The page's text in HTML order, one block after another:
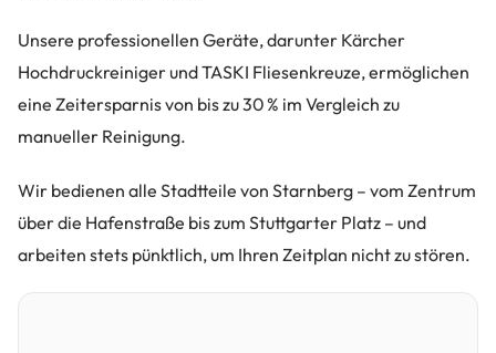
Unsere professionellen Geräte, darunter Kärcher
Hochdruckreiniger und TASKI Fliesenkreuze, ermöglichen
eine Zeitersparnis von bis zu 30 % im Vergleich zu
manueller Reinigung.
Wir bedienen alle Stadtteile von Starnberg – vom Zentrum
über die Hafenstraße bis zum Stuttgarter Platz – und
arbeiten stets pünktlich, um Ihren Zeitplan nicht zu stören.